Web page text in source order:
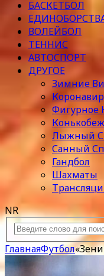
БАСКЕТБОЛ
ВОЛЕЙБОЛ
ТЕННИС
АВТОСПОРТ
ДРУГОЕ
Зимние
Фигурное
Лыжный
Санный
Гандбол
Шахматы
NR
ГлавнаяФутбол